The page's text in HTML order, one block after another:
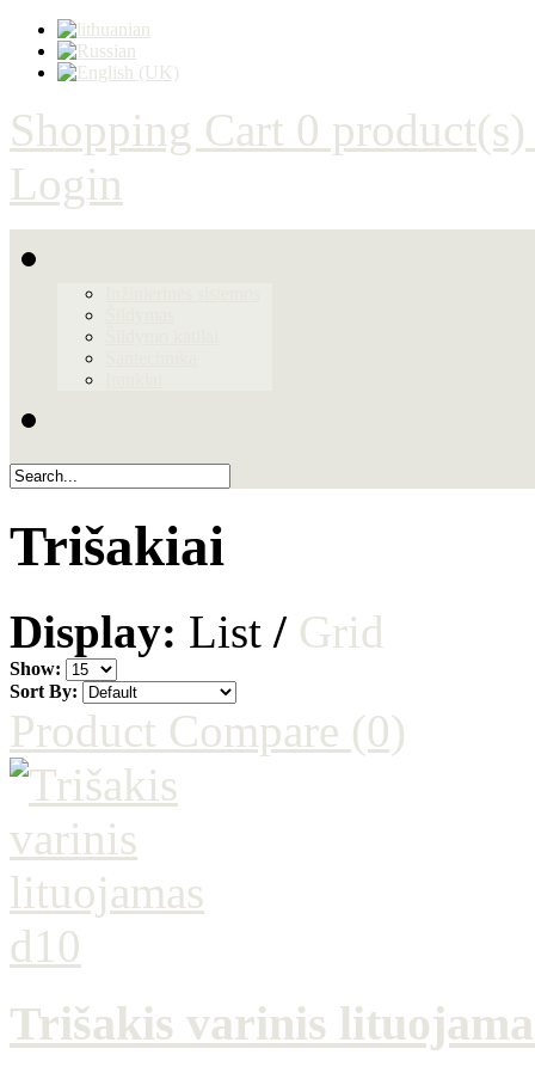
Shopping Cart 0
Login
Trišakiai
Display: List / Grid
Show:
Sort By:
Product Compare (0)
Trišakis varinis